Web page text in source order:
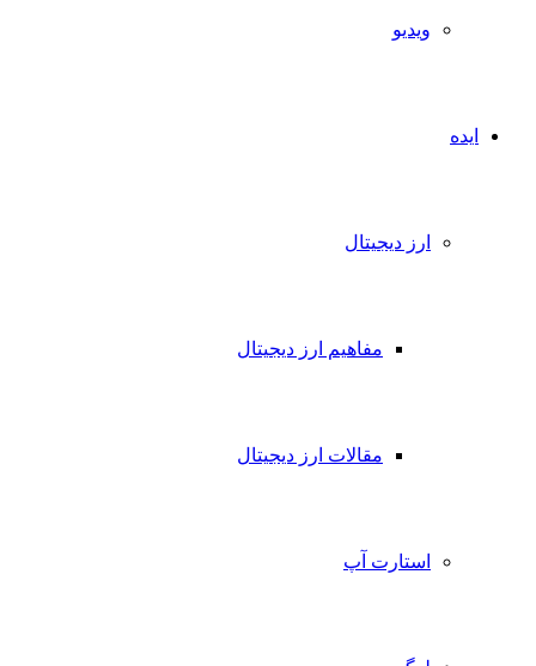
ویدیو
ایده
ارز دیجیتال
مفاهیم ارز دیجیتال
مقالات ارز دیجیتال
استارت آپ